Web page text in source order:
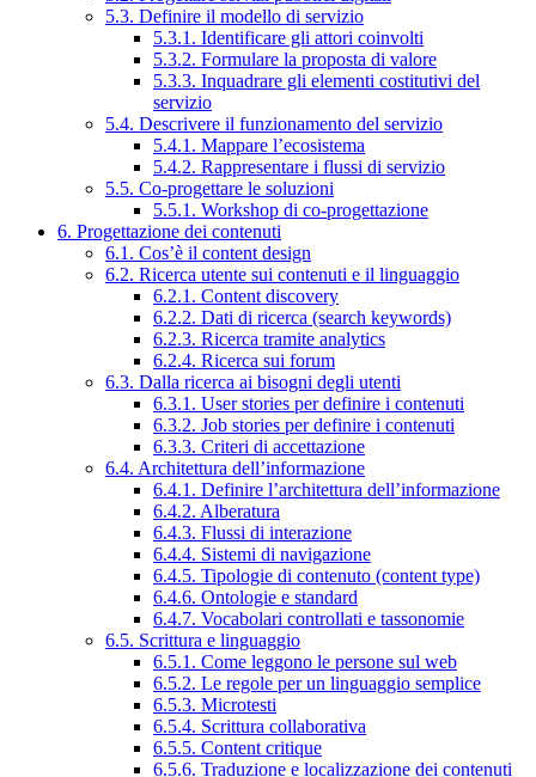
5.3. Definire il modello di servizio
5.3.1. Identificare gli attori coinvolti
5.3.2. Formulare la proposta di valore
5.3.3. Inquadrare gli elementi costitutivi del
servizio
5.4. Descrivere il funzionamento del servizio
5.4.1. Mappare l’ecosistema
5.4.2. Rappresentare i flussi di servizio
5.5. Co-progettare le soluzioni
5.5.1. Workshop di co-progettazione
6. Progettazione dei contenuti
6.1. Cos’è il content design
6.2. Ricerca utente sui contenuti e il linguaggio
6.2.1. Content discovery
6.2.2. Dati di ricerca (search keywords)
6.2.3. Ricerca tramite analytics
6.2.4. Ricerca sui forum
6.3. Dalla ricerca ai bisogni degli utenti
6.3.1. User stories per definire i contenuti
6.3.2. Job stories per definire i contenuti
6.3.3. Criteri di accettazione
6.4. Architettura dell’informazione
6.4.1. Definire l’architettura dell’informazione
6.4.2. Alberatura
6.4.3. Flussi di interazione
6.4.4. Sistemi di navigazione
6.4.5. Tipologie di contenuto (content type)
6.4.6. Ontologie e standard
6.4.7. Vocabolari controllati e tassonomie
6.5. Scrittura e linguaggio
6.5.1. Come leggono le persone sul web
6.5.2. Le regole per un linguaggio semplice
6.5.3. Microtesti
6.5.4. Scrittura collaborativa
6.5.5. Content critique
6.5.6. Traduzione e localizzazione dei contenuti